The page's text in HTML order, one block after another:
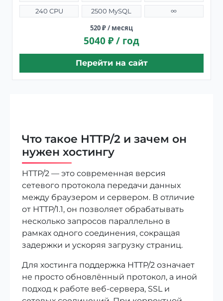
240 CPU
2500 MySQL ∞
520 ₽ / месяц
5040 ₽ / год
Перейти на сайт
Что такое HTTP/2 и зачем он
нужен хостингу
HTTP/2 — это современная версия
сетевого протокола передачи данных
между браузером и сервером. В отличие
от HTTP/1.1, он позволяет обрабатывать
несколько запросов параллельно в
рамках одного соединения, сокращая
задержки и ускоряя загрузку страниц.
Для хостинга поддержка HTTP/2 означает
не просто обновлённый протокол, а иной
подход к работе веб-сервера, SSL и